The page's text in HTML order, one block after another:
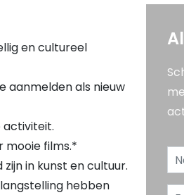
en cultureel
aanmelden als nieuw
activiteit.
mooie films.*
in kunst en cultuur.
hebben